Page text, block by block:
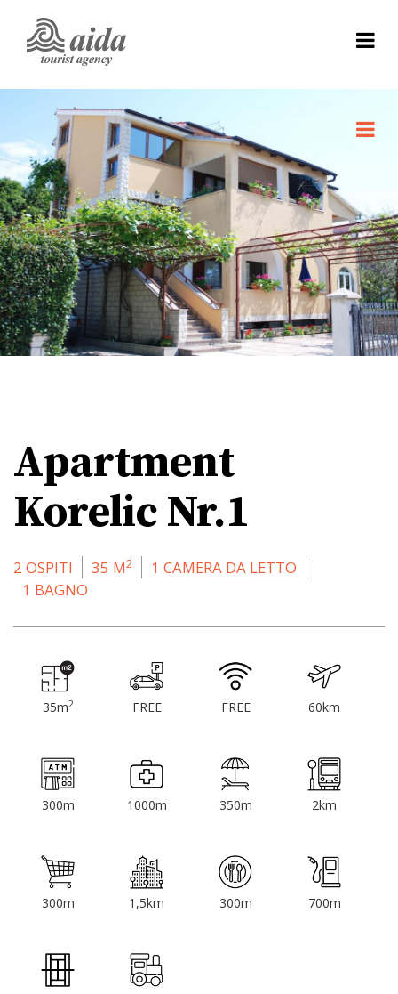
Apartment
Korelic Nr.1
2 OSPITI 35 M2
1 CAMERA DA LETTO
1 BAGNO
35m2 FREE FREE 60km
300m 1000m 350m 2km
300m 1,5km 300m 700m